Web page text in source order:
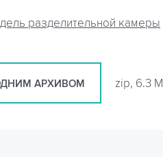
разделительной камеры
АРХИВОМ zip, 6.3